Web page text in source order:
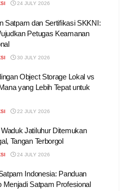
24 JULY 2026
Satpam dan Sertifikasi SKKNI:
Petugas Keamanan
30 JULY 2026
Object Storage Lokal vs
yang Lebih Tepat untuk
22 JULY 2026
Jatiluhur Ditemukan
Tangan Terborgol
24 JULY 2026
Indonesia: Panduan
Menjadi Satpam Profesional